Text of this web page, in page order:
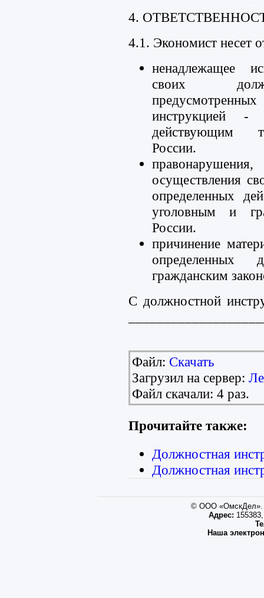
4.
4.1. Экономист несет
ненадлежащее
своих
инструкцией -
действующим
России.
осуществления
определенных
уголовным и
России.
причинение
определенных
гражданским
С должностной
Файл: Скачать
Загрузил на сервер:
Файл скачали: 4 раз.
Прочитайте также:
Должностная
Должностная
© ООО «ОмскДел».
Адрес:
Наша